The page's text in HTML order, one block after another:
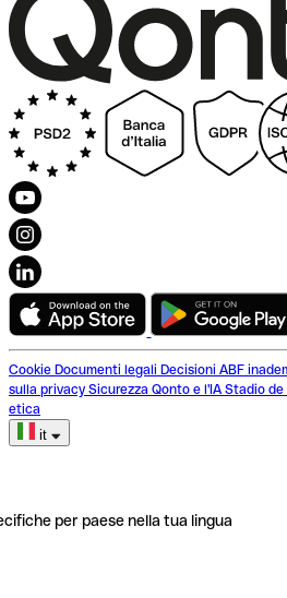
Cookie Documenti legali Decisioni ABF
sulla privacy Sicurezza Qonto e l'IA Stadio de
etica
it
per paese nella tua lingua